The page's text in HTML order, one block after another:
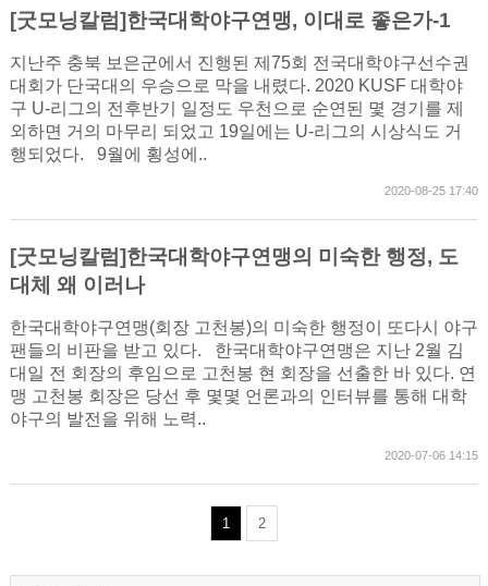
[굿모닝칼럼]한국대학야구연맹, 이대로 좋은가-1
지난주 충북 보은군에서 진행된 제75회 전국대학야구선수권
대회가 단국대의 우승으로 막을 내렸다. 2020 KUSF 대학야
구 U-리그의 전후반기 일정도 우천으로 순연된 몇 경기를 제
외하면 거의 마무리 되었고 19일에는 U-리그의 시상식도 거
행되었다. 9월에 횡성에..
2020-08-25 17:40
[굿모닝칼럼]한국대학야구연맹의 미숙한 행정, 도
대체 왜 이러나
한국대학야구연맹(회장 고천봉)의 미숙한 행정이 또다시 야구
팬들의 비판을 받고 있다. 한국대학야구연맹은 지난 2월 김
대일 전 회장의 후임으로 고천봉 현 회장을 선출한 바 있다. 연
맹 고천봉 회장은 당선 후 몇몇 언론과의 인터뷰를 통해 대학
야구의 발전을 위해 노력..
2020-07-06 14:15
1 2